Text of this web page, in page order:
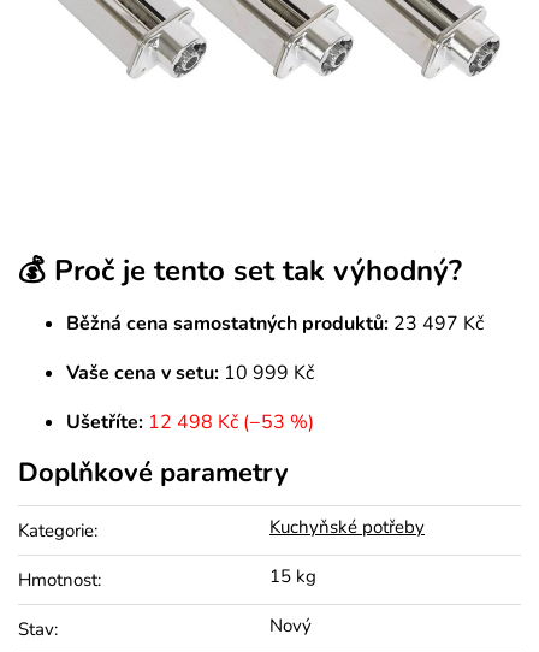
💰 Proč je tento set tak výhodný?
Běžná cena samostatných produktů: 23 497 Kč
Vaše cena v setu: 10 999 Kč
Ušetříte: 12 498 Kč (−53 %)
Doplňkové parametry
Kategorie: Kuchyňské potřeby
Hmotnost: 15 kg
Stav: Nový